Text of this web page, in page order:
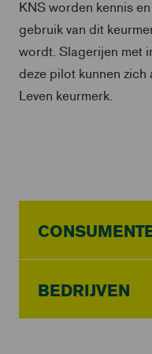
KNS worden kennis
gebruik van dit
wordt. Slagerijen met
deze pilot kunnen
Leven keurmerk.
BEDRIJVEN